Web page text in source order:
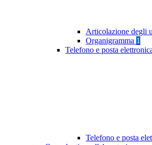
Articolazione degli
Organigramma 1
Telefono e posta
Telefono e posta